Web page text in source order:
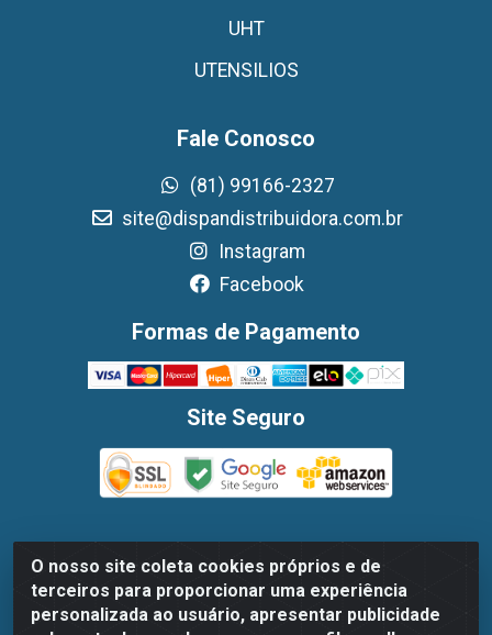
O nosso site coleta cookies próprios e de
terceiros para proporcionar uma experiência
personalizada ao usuário, apresentar publicidade
UHT
UTENSILIOS
Fale Conosco
(81) 99166-2327
site@dispandistribuidora.com.br
Instagram
Facebook
Formas de Pagamento
Site Seguro
Dispan Distribuidora de Alimentos LTDA - Avenida
Marechal Mascarenhas De Moraes, 1048- Imbiribeira,
Recife/PE - CEP 51.170-000 - CNPJ 30.779.584/0003-78